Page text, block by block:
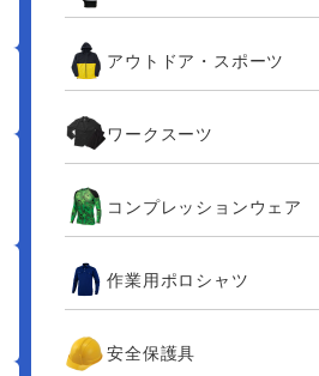
アウトドア・スポーツ
ワークスーツ
コンプレッションウェア
作業用ポロシャツ
安全保護具